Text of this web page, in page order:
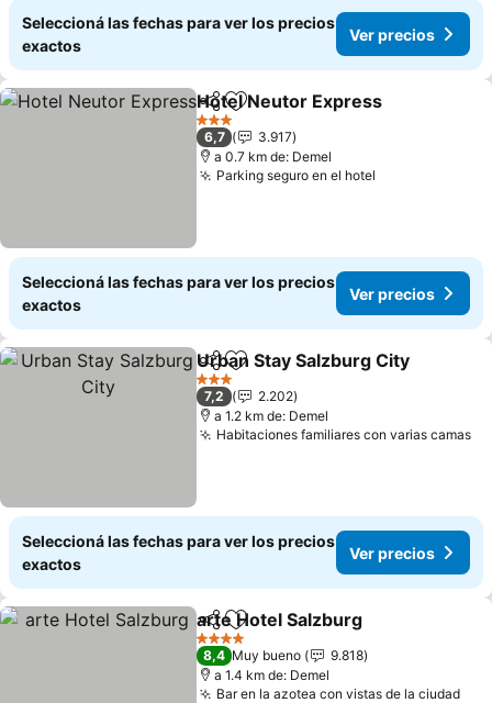
Seleccioná las fechas para ver los precios
exactos
Ver precios
CompartirAñadir a favoritos
Hotel Neutor Express
3 Estrellas
6,7
3.917
a 0.7 km de: Demel
Parking seguro en el hotel
Seleccioná las fechas para ver los precios
exactos
Ver precios
CompartirAñadir a favoritos
Urban Stay Salzburg City
3 Estrellas
7,2
2.202
a 1.2 km de: Demel
Habitaciones familiares con varias camas
Seleccioná las fechas para ver los precios
exactos
Ver precios
CompartirAñadir a favoritos
arte Hotel Salzburg
4 Estrellas
8,4 Muy bueno
9.818
a 1.4 km de: Demel
Bar en la azotea con vistas de la ciudad